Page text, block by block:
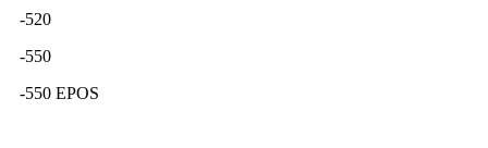
-520
-550
-550 EPOS